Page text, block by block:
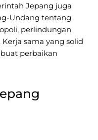
Jepang juga
Undang tentang
perlindungan
sama yang solid
perbaikan